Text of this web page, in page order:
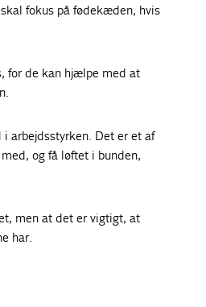
fokus på fødekæden, hvis
for de kan hjælpe med at
arbejdsstyrken. Det er et af
og få løftet i bunden,
men at det er vigtigt, at
har.